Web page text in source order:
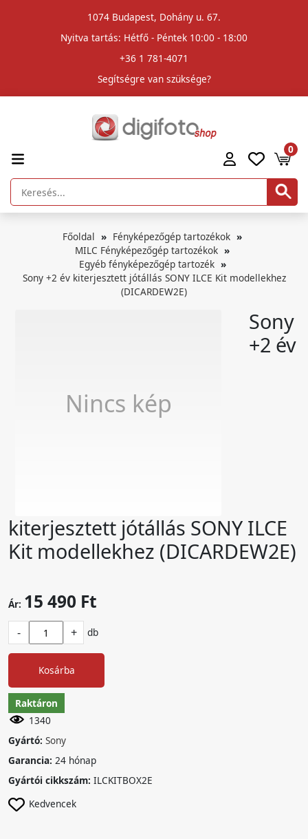
1074 Budapest, Dohány u. 67.
Nyitva tartás: Hétfő - Péntek 10:00 - 18:00
+36 1 781-4071
Segítségre van szüksége?
0
Főoldal
Fényképezőgép tartozékok
MILC Fényképezőgép tartozékok
Egyéb fényképezőgép tartozék
Sony +2 év kiterjesztett jótállás SONY ILCE Kit modellekhez
(DICARDEW2E)
Nincs kép
Sony
+2 év
kiterjesztett jótállás SONY ILCE
Kit modellekhez (DICARDEW2E)
Ár: 15 490 Ft
- + db
Kosárba
Raktáron
1340
Gyártó: Sony
Garancia: 24 hónap
Gyártói cikkszám: ILCKITBOX2E
Kedvencek